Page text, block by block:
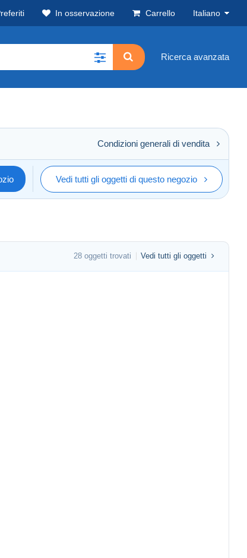
In osservazione Carrello Italiano
Ricerca avanzata
Condizioni generali di vendita
Vedi tutti gli oggetti di questo negozio
28 oggetti trovati Vedi tutti gli oggetti